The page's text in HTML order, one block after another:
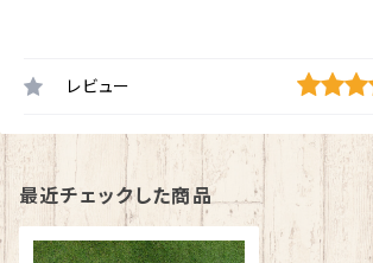
レビュー
最近チェックした商品